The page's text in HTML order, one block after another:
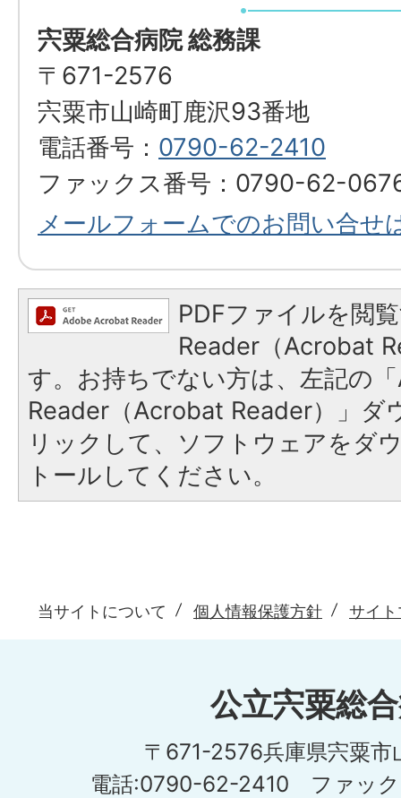
宍粟総合病院 総務課
〒671-2576
宍粟市山崎町鹿沢93番地
電話番号： 0790-62-2410
ファックス番号：0790-62-
メールフォームでのお問い合せ
PDFファイルを閲
Reader（Acrobat
す。お持ちでない方は、左記の
Reader（Acrobat Reader）」ダ
リックして、ソフトウェアをダ
トールしてください。
当サイトについて 個人情報保護方針 サイ
公立宍粟総
〒671-2576兵庫県宍粟市
電話:0790-62-2410 ファッ